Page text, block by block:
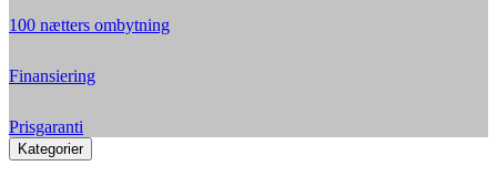
100 nætters ombytning
Finansiering
Prisgaranti
Kategorier